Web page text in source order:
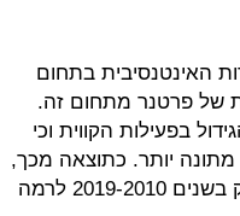
בשנת 2019 תימשך התחרות האינטנסיבית בתחום
להביא לירידה של 5%-10% בהכנסות של פרטנר מתחום זה.
בפעילות הקווית וכי
אם כי במידה מעט מתונה יותר. כתוצאה מכך,
מעריכה מעלות כי הרווחיות התפעולית של פרטנר תישחק בשנים 2019-2010 לרמה